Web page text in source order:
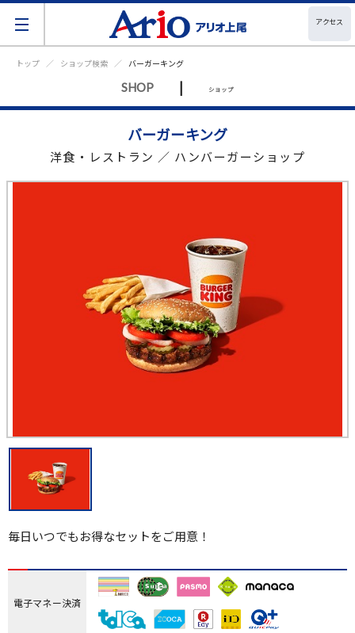
アクセス
トップ ショップ検索 バーガーキング
SHOP | ショップ
バーガーキング
洋食・レストラン ／ ハンバーガーショップ
毎日いつでもお得なセットをご用意！
電子マネー決済